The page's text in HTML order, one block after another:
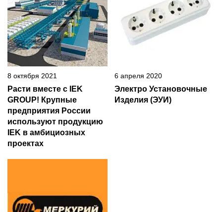
8 октября 2021
Расти вместе с IEK
GROUP! Крупные
предприятия России
используют продукцию
IEK в амбициозных
проектах
6 апреля 2020
Электро Установочные
Изделия (ЭУИ)